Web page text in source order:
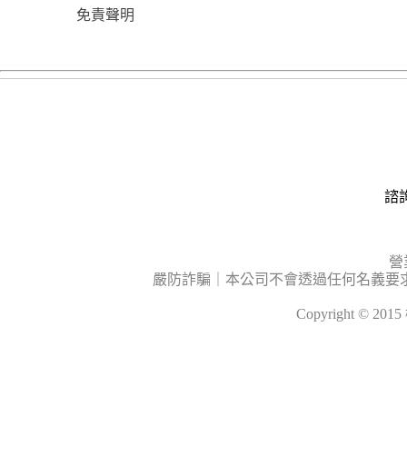
免責聲明
諮
營
嚴防詐騙｜本公司不會透過任何名義
Copyright ©